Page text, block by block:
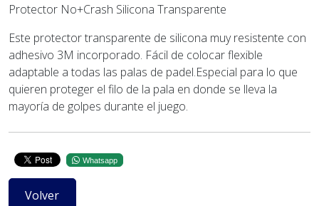
Protector No+Crash Silicona Transparente
Este protector transparente de silicona muy resistente con
adhesivo 3M incorporado. Fácil de colocar flexible
adaptable a todas las palas de padel.Especial para lo que
quieren proteger el filo de la pala en donde se lleva la
mayoría de golpes durante el juego.
Whatsapp
Volver